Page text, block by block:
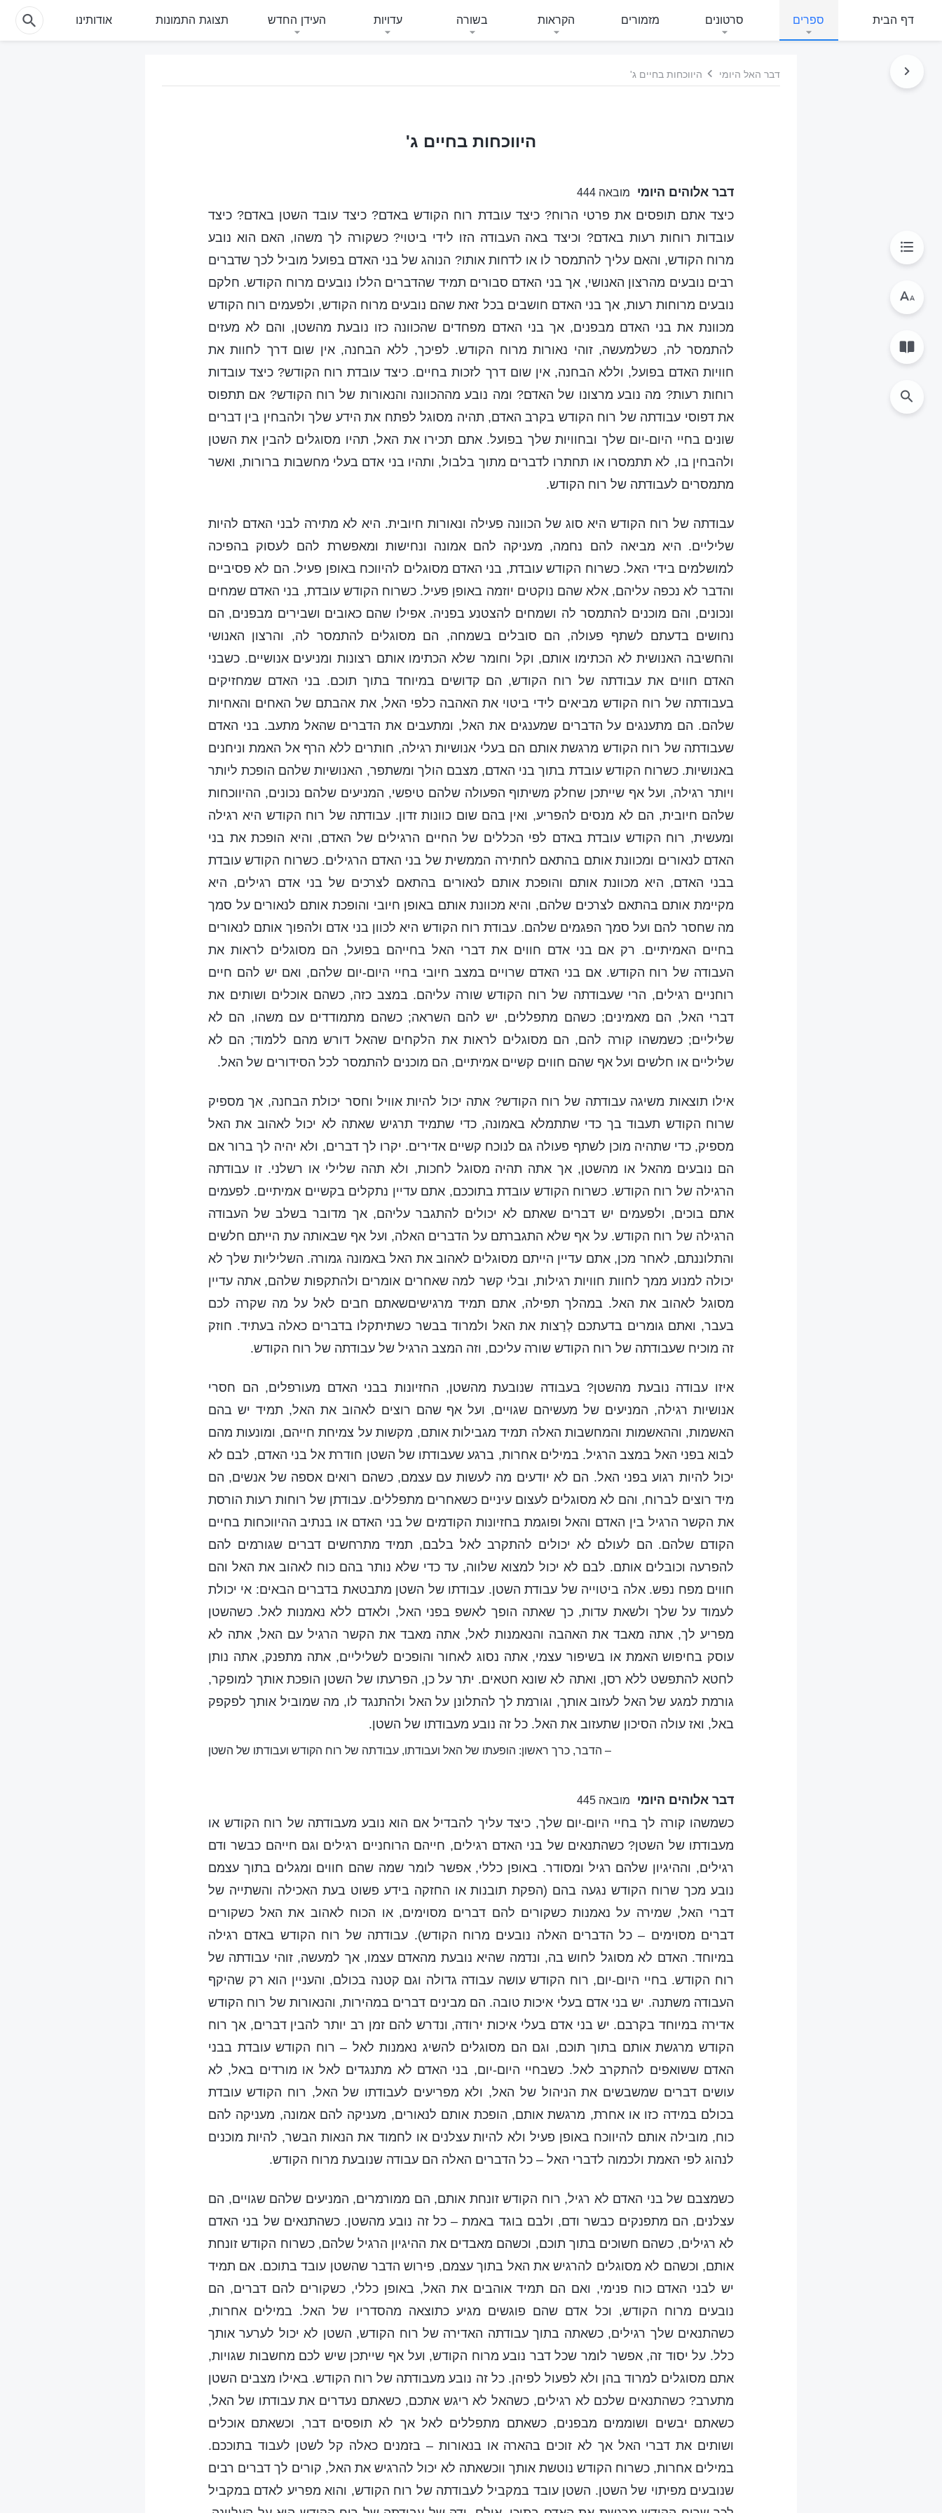
דף הבית ספרים סרטונים מזמורים הקראות בשורה עדויות העידן החדש תצוגת התמונות אודותינו
דבר האל היומי היווכחות בחיים ג'
היווכחות בחיים ג'
דבר אלוהים היומי מובאה 444
כיצד אתם תופסים את פרטי הרוח? כיצד עובדת רוח הקודש באדם? כיצד עובד השטן באדם? כיצד
עובדות רוחות רעות באדם? וכיצד באה העבודה הזו לידי ביטוי? כשקורה לך משהו, האם הוא נובע
מרוח הקודש, והאם עליך להתמסר לו או לדחות אותו? הנוהג של בני האדם בפועל מוביל לכך שדברים
רבים נובעים מהרצון האנושי, אך בני האדם סבורים תמיד שהדברים הללו נובעים מרוח הקודש. חלקם
נובעים מרוחות רעות, אך בני האדם חושבים בכל זאת שהם נובעים מרוח הקודש, ולפעמים רוח הקודש
מכוונת את בני האדם מבפנים, אך בני האדם מפחדים שהכוונה כזו נובעת מהשטן, והם לא מעזים
להתמסר לה, כשלמעשה, זוהי נאורות מרוח הקודש. לפיכך, ללא הבחנה, אין שום דרך לחוות את
חוויות האדם בפועל, וללא הבחנה, אין שום דרך לזכות בחיים. כיצד עובדת רוח הקודש? כיצד עובדות
רוחות רעות? מה נובע מרצונו של האדם? ומה נובע מההכוונה והנאורות של רוח הקודש? אם תתפוס
את דפוסי עבודתה של רוח הקודש בקרב האדם, תהיה מסוגל לפתח את הידע שלך ולהבחין בין דברים
שונים בחיי היום-יום שלך ובחוויות שלך בפועל. אתם תכירו את האל, תהיו מסוגלים להבין את השטן
ולהבחין בו, לא תתמסרו או תחתרו לדברים מתוך בלבול, ותהיו בני אדם בעלי מחשבות ברורות, ואשר
מתמסרים לעבודתה של רוח הקודש.
עבודתה של רוח הקודש היא סוג של הכוונה פעילה ונאורות חיובית. היא לא מתירה לבני האדם להיות
שליליים. היא מביאה להם נחמה, מעניקה להם אמונה ונחישות ומאפשרת להם לעסוק בהפיכה
למושלמים בידי האל. כשרוח הקודש עובדת, בני האדם מסוגלים להיווכח באופן פעיל. הם לא פסיביים
והדבר לא נכפה עליהם, אלא שהם נוקטים יוזמה באופן פעיל. כשרוח הקודש עובדת, בני האדם שמחים
ונכונים, והם מוכנים להתמסר לה ושמחים להצטנע בפניה. אפילו שהם כאובים ושבירים מבפנים, הם
נחושים בדעתם לשתף פעולה, הם סובלים בשמחה, הם מסוגלים להתמסר לה, והרצון האנושי
והחשיבה האנושית לא הכתימו אותם, וקל וחומר שלא הכתימו אותם רצונות ומניעים אנושיים. כשבני
האדם חווים את עבודתה של רוח הקודש, הם קדושים במיוחד בתוך תוכם. בני האדם שמחזיקים
בעבודתה של רוח הקודש מביאים לידי ביטוי את האהבה כלפי האל, את אהבתם של האחים והאחיות
שלהם. הם מתענגים על הדברים שמענגים את האל, ומתעבים את הדברים שהאל מתעב. בני האדם
שעבודתה של רוח הקודש מרגשת אותם הם בעלי אנושיות רגילה, חותרים ללא הרף אל האמת וניחנים
באנושיות. כשרוח הקודש עובדת בתוך בני האדם, מצבם הולך ומשתפר, האנושיות שלהם הופכת ליותר
ויותר רגילה, ועל אף שייתכן שחלק משיתוף הפעולה שלהם טיפשי, המניעים שלהם נכונים, ההיווכחות
שלהם חיובית, הם לא מנסים להפריע, ואין בהם שום כוונות זדון. עבודתה של רוח הקודש היא רגילה
ומעשית, רוח הקודש עובדת באדם לפי הכללים של החיים הרגילים של האדם, והיא הופכת את בני
האדם לנאורים ומכוונת אותם בהתאם לחתירה הממשית של בני האדם הרגילים. כשרוח הקודש עובדת
בבני האדם, היא מכוונת אותם והופכת אותם לנאורים בהתאם לצרכים של בני אדם רגילים, היא
מקיימת אותם בהתאם לצרכים שלהם, והיא מכוונת אותם באופן חיובי והופכת אותם לנאורים על סמך
מה שחסר להם ועל סמך הפגמים שלהם. עבודת רוח הקודש היא לכוון בני אדם ולהפוך אותם לנאורים
בחיים האמיתיים. רק אם בני אדם חווים את דברי האל בחייהם בפועל, הם מסוגלים לראות את
העבודה של רוח הקודש. אם בני האדם שרויים במצב חיובי בחיי היום-יום שלהם, ואם יש להם חיים
רוחניים רגילים, הרי שעבודתה של רוח הקודש שורה עליהם. במצב כזה, כשהם אוכלים ושותים את
דברי האל, הם מאמינים; כשהם מתפללים, יש להם השראה; כשהם מתמודדים עם משהו, הם לא
שליליים; כשמשהו קורה להם, הם מסוגלים לראות את הלקחים שהאל דורש מהם ללמוד; הם לא
שליליים או חלשים ועל אף שהם חווים קשיים אמיתיים, הם מוכנים להתמסר לכל הסידורים של האל.
אילו תוצאות משיגה עבודתה של רוח הקודש? אתה יכול להיות אוויל וחסר יכולת הבחנה, אך מספיק
שרוח הקודש תעבוד בך כדי שתתמלא באמונה, כדי שתמיד תרגיש שאתה לא יכול לאהוב את האל
מספיק, כדי שתהיה מוכן לשתף פעולה גם לנוכח קשיים אדירים. יקרו לך דברים, ולא יהיה לך ברור אם
הם נובעים מהאל או מהשטן, אך אתה תהיה מסוגל לחכות, ולא תהה שלילי או רשלני. זו עבודתה
הרגילה של רוח הקודש. כשרוח הקודש עובדת בתוככם, אתם עדיין נתקלים בקשיים אמיתיים. לפעמים
אתם בוכים, ולפעמים יש דברים שאתם לא יכולים להתגבר עליהם, אך מדובר בשלב של העבודה
הרגילה של רוח הקודש. על אף שלא התגברתם על הדברים האלה, ועל אף שבאותה עת הייתם חלשים
והתלוננתם, לאחר מכן, אתם עדיין הייתם מסוגלים לאהוב את האל באמונה גמורה. השליליות שלך לא
יכולה למנוע ממך לחוות חוויות רגילות, ובלי קשר למה שאחרים אומרים ולהתקפות שלהם, אתה עדיין
מסוגל לאהוב את האל. במהלך תפילה, אתם תמיד מרגישיםשאתם חבים לאל על מה שקרה לכם
בעבר, ואתם גומרים בדעתכם לְרַצות את האל ולמרוד בבשר כשתיתקלו בדברים כאלה בעתיד. חוזק
זה מוכיח שעבודתה של רוח הקודש שורה עליכם, וזה המצב הרגיל של עבודתה של רוח הקודש.
איזו עבודה נובעת מהשטן? בעבודה שנובעת מהשטן, החזיונות בבני האדם מעורפלים, הם חסרי
אנושיות רגילה, המניעים של מעשיהם שגויים, ועל אף שהם רוצים לאהוב את האל, תמיד יש בהם
האשמות, וההאשמות והמחשבות האלה תמיד מגבילות אותם, מקשות על צמיחת חייהם, ומונעות מהם
לבוא בפני האל במצב הרגיל. במילים אחרות, ברגע שעבודתו של השטן חודרת אל בני האדם, לבם לא
יכול להיות רגוע בפני האל. הם לא יודעים מה לעשות עם עצמם, כשהם רואים אספה של אנשים, הם
מיד רוצים לברוח, והם לא מסוגלים לעצום עיניים כשאחרים מתפללים. עבודתן של רוחות רעות הורסת
את הקשר הרגיל בין האדם והאל ופוגמת בחזיונות הקודמים של בני האדם או בנתיב ההיווכחות בחיים
הקודם שלהם. הם לעולם לא יכולים להתקרב לאל בלבם, תמיד מתרחשים דברים שגורמים להם
להפרעה וכובלים אותם. לבם לא יכול למצוא שלווה, עד כדי שלא נותר בהם כוח לאהוב את האל והם
חווים מפח נפש. אלה ביטוייה של עבודת השטן. עבודתו של השטן מתבטאת בדברים הבאים: אי יכולת
לעמוד על שלך ולשאת עדות, כך שאתה הופך לאשפ בפני האל, ולאדם ללא נאמנות לאל. כשהשטן
מפריע לך, אתה מאבד את האהבה והנאמנות לאל, אתה מאבד את הקשר הרגיל עם האל, אתה לא
עוסק בחיפוש האמת או בשיפור עצמי, אתה נסוג לאחור והופכים לשליליים, אתה מתפנק, אתה נותן
לחטא להתפשט ללא רסן, ואתה לא שונא חטאים. יתר על כן, הפרעתו של השטן הופכת אותך למופקר,
גורמת למגע של האל לעזוב אותך, וגורמת לך להתלונן על האל ולהתנגד לו, מה שמוביל אותך לפקפק
באל, ואז עולה הסיכון שתעזוב את האל. כל זה נובע מעבודתו של השטן.
– הדבר, כרך ראשון: הופעתו של האל ועבודתו, עבודתה של רוח הקודש ועבודתו של השטן
דבר אלוהים היומי מובאה 445
כשמשהו קורה לך בחיי היום-יום שלך, כיצד עליך להבדיל אם הוא נובע מעבודתה של רוח הקודש או
מעבודתו של השטן? כשהתנאים של בני האדם רגילים, חייהם הרוחניים רגילים וגם חייהם כבשר ודם
רגילים, וההיגיון שלהם רגיל ומסודר. באופן כללי, אפשר לומר שמה שהם חווים ומגלים בתוך עצמם
נובע מכך שרוח הקודש נגעה בהם (הפקת תובנות או החזקה בידע פשוט בעת האכילה והשתייה של
דברי האל, שמירה על נאמנות כשקורים להם דברים מסוימים, או הכוח לאהוב את האל כשקורים
דברים מסוימים – כל הדברים האלה נובעים מרוח הקודש). עבודתה של רוח הקודש באדם רגילה
במיוחד. האדם לא מסוגל לחוש בה, ונדמה שהיא נובעת מהאדם עצמו, אך למעשה, זוהי עבודתה של
רוח הקודש. בחיי היום-יום, רוח הקודש עושה עבודה גדולה וגם קטנה בכולם, והעניין הוא רק שהיקף
העבודה משתנה. יש בני אדם בעלי איכות טובה. הם מבינים דברים במהירות, והנאורות של רוח הקודש
אדירה במיוחד בקרבם. יש בני אדם בעלי איכות ירודה, ונדרש להם זמן רב יותר להבין דברים, אך רוח
הקודש מרגשת אותם בתוך תוכם, וגם הם מסוגלים להשיג נאמנות לאל – רוח הקודש עובדת בבני
האדם ששואפים להתקרב לאל. כשבחיי היום-יום, בני האדם לא מתנגדים לאל או מורדים באל, לא
עושים דברים שמשבשים את הניהול של האל, ולא מפריעים לעבודתו של האל, רוח הקודש עובדת
בכולם במידה כזו או אחרת, מרגשת אותם, הופכת אותם לנאורים, מעניקה להם אמונה, מעניקה להם
כוח, מובילה אותם להיווכח באופן פעיל ולא להיות עצלנים או לחמוד את הנאות הבשר, להיות מוכנים
לנהוג לפי האמת ולכמוה לדברי האל – כל הדברים האלה הם עבודה שנובעת מרוח הקודש.
כשמצבם של בני האדם לא רגיל, רוח הקודש זונחת אותם, הם ממורמרים, המניעים שלהם שגויים, הם
עצלנים, הם מתפנקים כבשר ודם, ולבם בוגד באמת – כל זה נובע מהשטן. כשהתנאים של בני האדם
לא רגילים, כשהם חשוכים בתוך תוכם, וכשהם מאבדים את ההיגיון הרגיל שלהם, כשרוח הקודש זונחת
אותם, וכשהם לא מסוגלים להרגיש את האל בתוך עצמם, פירוש הדבר שהשטן עובד בתוכם. אם תמיד
יש לבני האדם כוח פנימי, ואם הם תמיד אוהבים את האל, באופן כללי, כשקורים להם דברים, הם
נובעים מרוח הקודש, וכל אדם שהם פוגשים מגיע כתוצאה מהסדריו של האל. במילים אחרות,
כשהתנאים שלך רגילים, כשאתה בתוך עבודתה האדירה של רוח הקודש, השטן לא יכול לערער אותך
כלל. על יסוד זה, אפשר לומר שכל דבר נובע מרוח הקודש, ועל אף שייתכן שיש לכם מחשבות שגויות,
אתם מסוגלים למרוד בהן ולא לפעול לפיהן. כל זה נובע מעבודתה של רוח הקודש. באילו מצבים השטן
מתערב? כשהתנאים שלכם לא רגילים, כשהאל לא ריגש אתכם, כשאתם נעדרים את עבודתו של האל,
כשאתם יבשים ושוממים מבפנים, כשאתם מתפללים לאל אך לא תופסים דבר, וכשאתם אוכלים
ושותים את דברי האל אך לא זוכים בהארה או בנאורות – בזמנים כאלה קל לשטן לעבוד בתוככם.
במילים אחרות, כשרוח הקודש נוטשת אותך ווכשאתה לא יכול להרגיש את האל, קורים לך דברים רבים
שנובעים מפיתוי של השטן. השטן עובד במקביל לעבודתה של רוח הקודש, והוא מפריע לאדם במקביל